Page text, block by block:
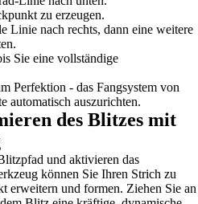
zu erzeugen.
Linie nach rechts, dann eine weitere
Sie eine vollständige
Perfektion - das Fangsystem von
automatisch auszurichten.
des Blitzes mit
und aktivieren das
können Sie Ihren Strich zu
erweitern und formen. Ziehen Sie an